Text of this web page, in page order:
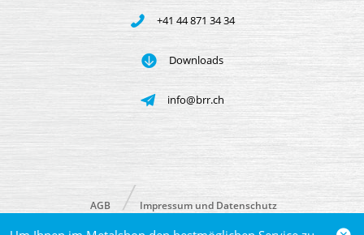
+41 44 871 34 34
Downloads
info@brr.ch
AGB Impressum und Datenschutz